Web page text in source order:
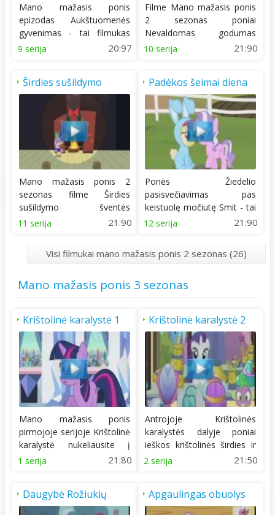
Mano mažasis ponis
epizodas Aukštuomenės
gyvenimas - tai filmukas
apie ponės Retenybės...
9 serija 20:97
Filme Mano mažasis ponis
2 sezonas poniai
Nevaldomas godumas
vaikai išmoks dar vieną...
10 serija 21:90
Širdies sušildymo
šventės išvakarės
Mano mažasis ponis 2
sezonas filme Širdies
sušildymo šventės
išvakarės vaikai pamatys...
11 serija 21:90
Padėkos šeimai diena
Ponės Žiedelio
pasisvečiavimas pas
keistuolę močiutę Smit - tai
12- oji serija Padėkos...
12 serija 21:90
Visi filmukai mano mažasis ponis 2 sezonas (26)
Mano mažasis ponis 3 sezonas
Krištolinė karalystė 1
dalis
Mano mažasis ponis
pirmojoje serijoje Krištolinė
karalystė nukeliausite į
burtų pasaulį...
1 serija 21:80
Krištolinė karalystė 2
dalis
Antrojoje Krištolinės
karalystės dalyje poniai
ieškos krištolinės širdies ir
stengsis kad...
2 serija 21:50
Daugybė Rožiukių Apgaulingas obuolys